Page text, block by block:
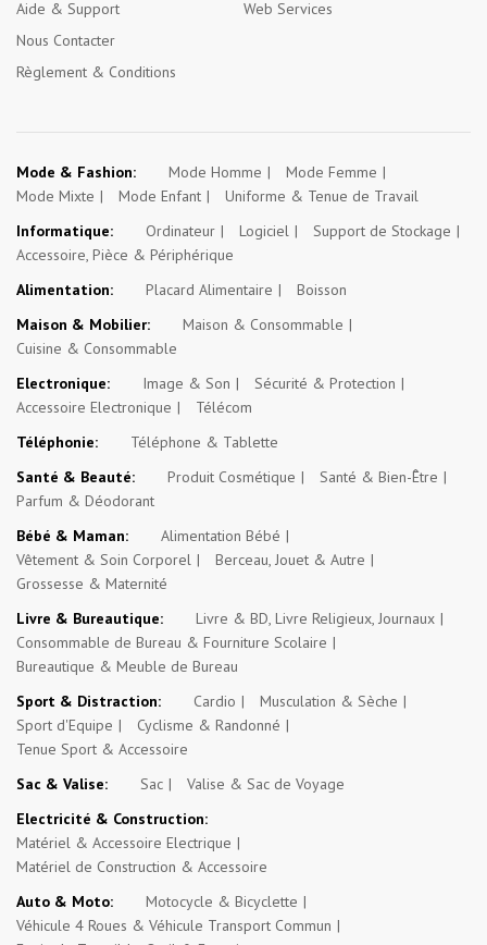
Aide & Support
Nous Contacter
Règlement & Conditions
Web Services
Mode & Fashion: Mode Homme
Mode Femme
Mode Mixte
Mode Enfant
Uniforme & Tenue de Travail
Informatique:
Ordinateur Logiciel
Support de Stockage
Accessoire, Pièce & Périphérique
Alimentation:
Placard Alimentaire
Boisson
Maison & Mobilier:
Maison & Consommable
Cuisine & Consommable
Electronique:
Image & Son
Sécurité & Protection
Accessoire Electronique
Télécom
Téléphonie:
Téléphone & Tablette
Santé & Beauté:
Produit Cosmétique
Santé & Bien-Être
Parfum & Déodorant
Bébé & Maman:
Alimentation Bébé
Vêtement & Soin Corporel
Berceau, Jouet & Autre
Grossesse & Maternité
Livre & Bureautique:
Livre & BD, Livre Religieux, Journaux
Consommable de Bureau & Fourniture Scolaire
Bureautique & Meuble de Bureau
Sport & Distraction:
Cardio
Musculation & Sèche
Sport d'Equipe
Cyclisme & Randonné
Tenue Sport & Accessoire
Sac & Valise:
Sac
Valise & Sac de Voyage
Electricité & Construction:
Matériel & Accessoire Electrique
Matériel de Construction & Accessoire
Auto & Moto:
Motocycle & Bicyclette
Véhicule 4 Roues & Véhicule Transport Commun